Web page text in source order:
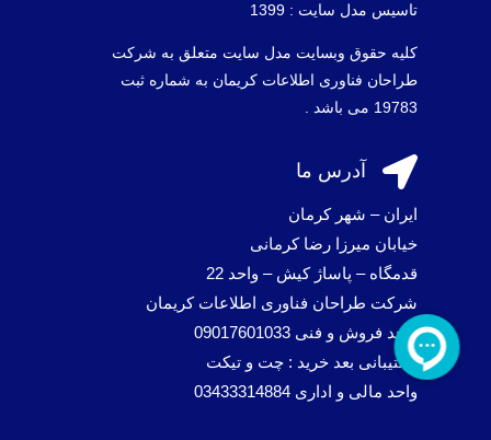
تاسیس مدل سایت : 1399
کلیه حقوق وبسایت مدل سایت متعلق به شرکت
طراحان فناوری اطلاعات کریمان به شماره ثبت
19783 می باشد .
 آدرس ما
ایران – شهر کرمان
خیابان میرزا رضا کرمانی
قدمگاه – پاساژ کیش – واحد 22
شرکت طراحان فناوری اطلاعات کریمان
واحد فروش و فنی 09017601033
پشتیبانی بعد خرید : چت و تیکت
واحد مالی و اداری 03433314884